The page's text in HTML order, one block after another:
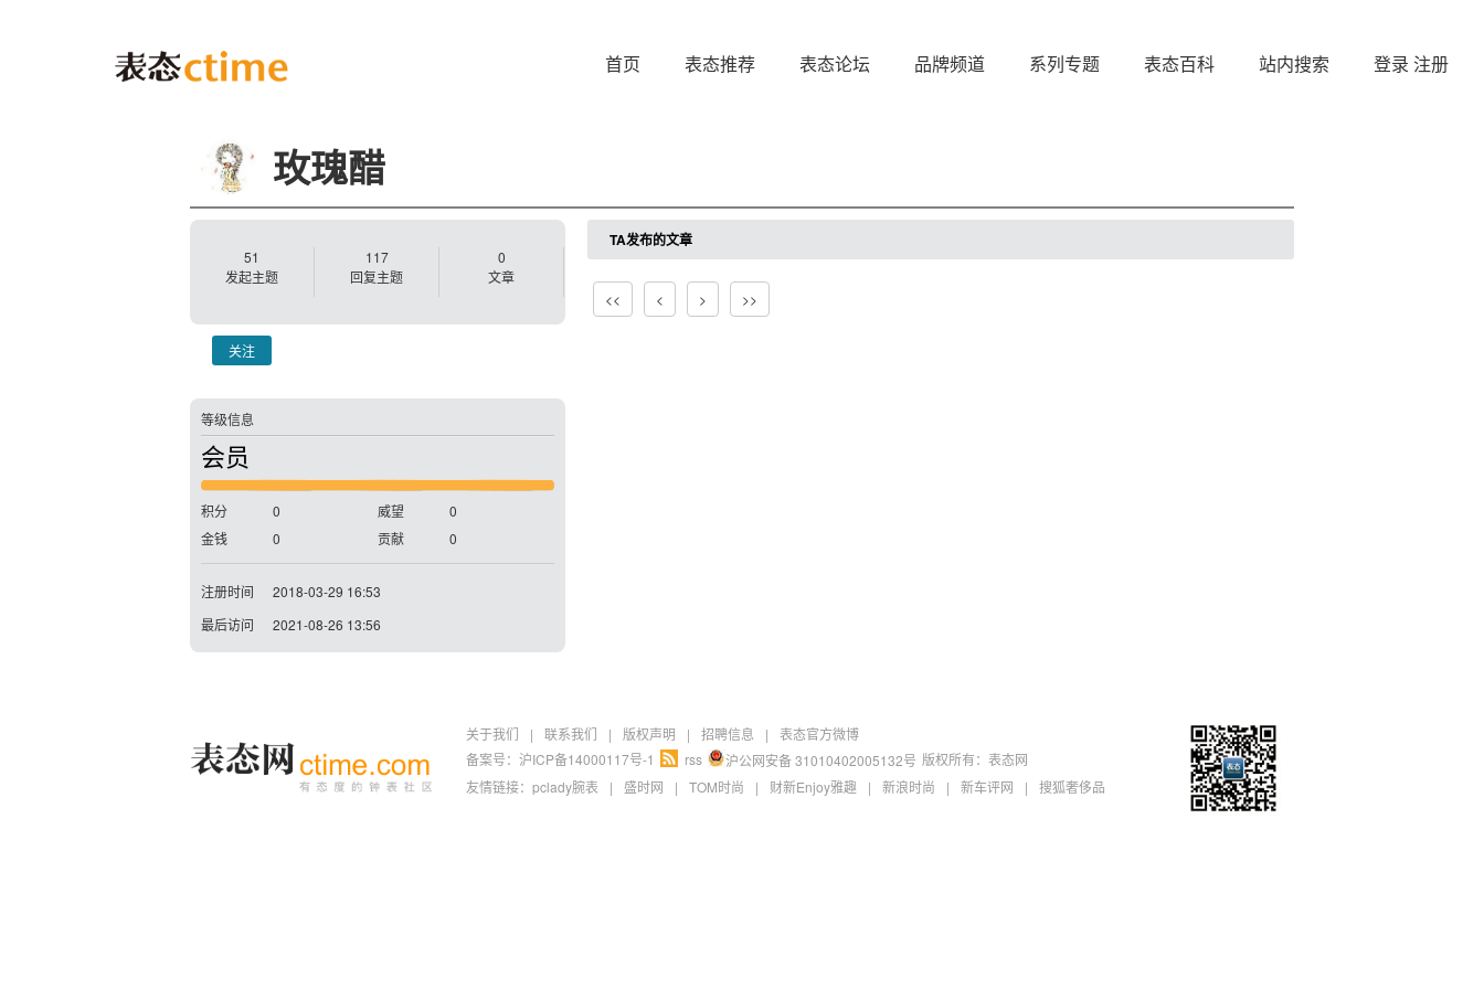
首页 表态推荐 表态论坛 品牌频道 系列专题 表态百科 站内搜索 登录 注册
玫瑰醋
51
发起主题
117
回复主题
0
文章
关注
等级信息
会员
积分 0 威望
0
金钱
0 贡献 0
注册时间
2018-03-29 16:53
最后访问
2021-08-26 13:56
TA发布的文章
<< < > >>
关于我们 | 联系我们 | 版权声明 | 招聘信息 |
表态官方微博
版权所有：表态网
备案号：沪ICP备14000117号-1 rss
沪公网安备 31010402005132号
友情链接： pclady腕表 | 盛时网 | TOM时尚 | 财新Enjoy雅趣 | 新浪时尚 | 新车评网 | 搜狐奢侈品